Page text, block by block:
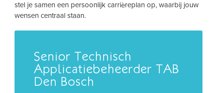
stel je samen een persoonlijk carrièreplan op, waarbij jouw
wensen centraal staan.
Senior Technisch
Applicatiebeheerder TAB
Den Bosch